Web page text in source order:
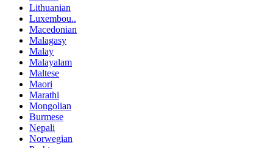
Lithuanian
Luxembou..
Macedonian
Malagasy
Malay
Malayalam
Maltese
Maori
Marathi
Mongolian
Burmese
Nepali
Norwegian